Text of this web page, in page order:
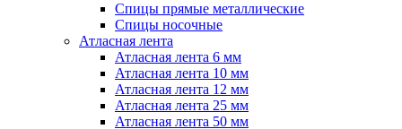
Спицы прямые металлические
Спицы носочные
Атласная лента
Атласная лента 6 мм
Атласная лента 10 мм
Атласная лента 12 мм
Атласная лента 25 мм
Атласная лента 50 мм